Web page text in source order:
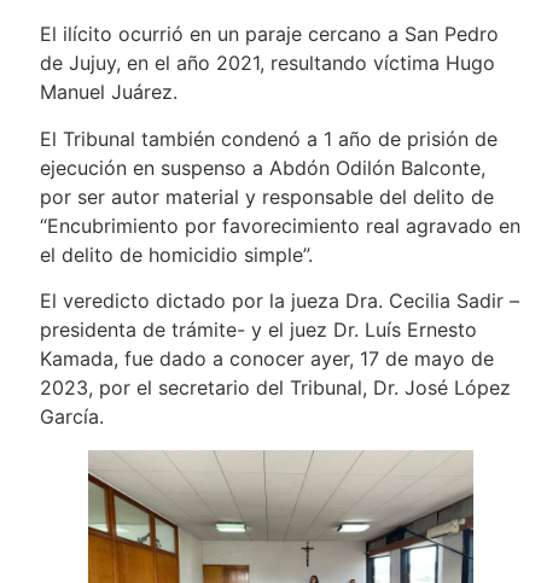
El ilícito ocurrió en un paraje cercano a San Pedro
de Jujuy, en el año 2021, resultando víctima Hugo
Manuel Juárez.
El Tribunal también condenó a 1 año de prisión de
ejecución en suspenso a Abdón Odilón Balconte,
por ser autor material y responsable del delito de
“Encubrimiento por favorecimiento real agravado en
el delito de homicidio simple”.
El veredicto dictado por la jueza Dra. Cecilia Sadir –
presidenta de trámite- y el juez Dr. Luís Ernesto
Kamada, fue dado a conocer ayer, 17 de mayo de
2023, por el secretario del Tribunal, Dr. José López
García.